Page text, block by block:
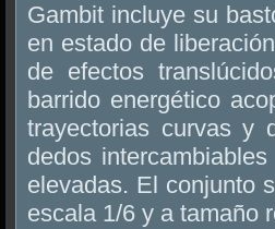
Gambit incluye su
en estado de
de efectos
barrido energético
trayectorias curvas y
dedos
elevadas. El conjunto
escala 1/6 y a tamaño